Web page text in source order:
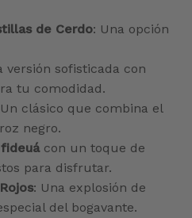
de Cerdo: Una opción
versión sofisticada con
tu comodidad.
clásico que combina el
negro.
fideuá con un toque de
para disfrutar.
: Una explosión de
del bogavante.